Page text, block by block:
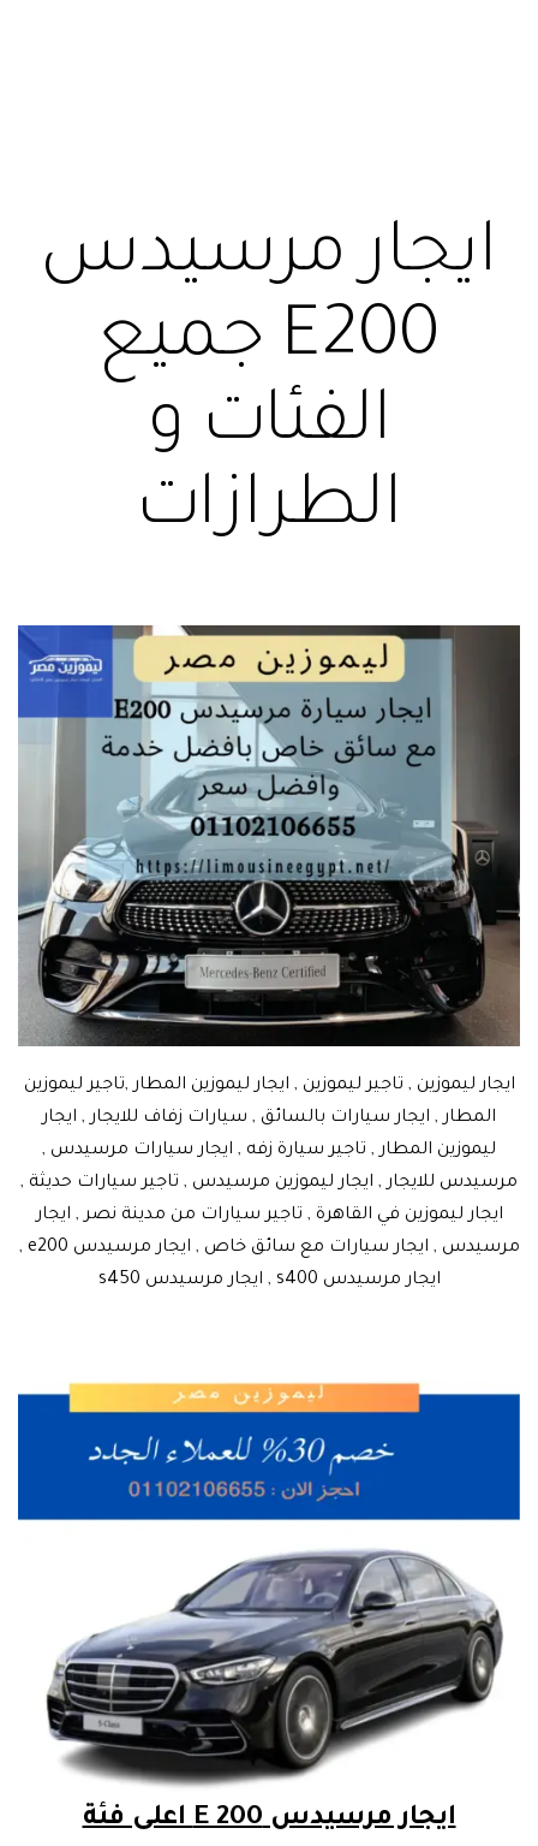
ايجار مرسيدس
E200 جميع
الفئات و
الطرازات
ايجار ليموزين , تاجير ليموزين , ايجار ليموزين المطار ,تاجير ليموزين
المطار , ايجار سيارات بالسائق , سيارات زفاف للايجار , ايجار
ليموزين المطار , تاجير سيارة زفه , ايجار سيارات مرسيدس ,
مرسيدس للايجار , ايجار ليموزين مرسيدس , تاجير سيارات حديثة ,
ايجار ليموزين في القاهرة , تاجير سيارات من مدينة نصر , ايجار
مرسيدس , ايجار سيارات مع سائق خاص , ايجار مرسيدس e200 ,
ايجار مرسيدس s400 , ايجار مرسيدس s450
ايجار مرسيدس E 200 اعلى فئة